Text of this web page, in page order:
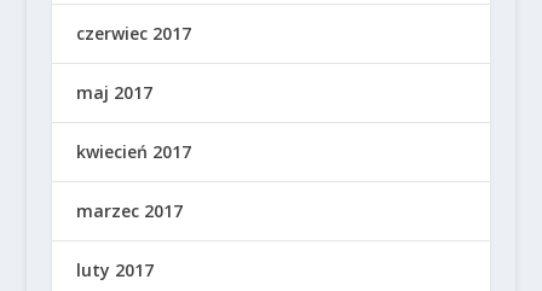
czerwiec 2017
maj 2017
kwiecień 2017
marzec 2017
luty 2017